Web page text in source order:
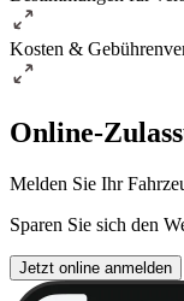
Kosten &
Online-
Melden Sie Ihr
Sparen Sie sich den
Jetzt online anmelden